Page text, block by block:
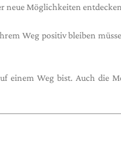
neue Möglichkeiten
Weg positiv bleiben
einem Weg bist. Auch die